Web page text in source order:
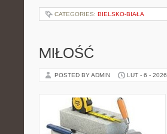
CATEGORIES: BIELSKO-BIAŁA
MIŁOŚĆ
POSTED BY ADMIN LUT - 6 - 2026